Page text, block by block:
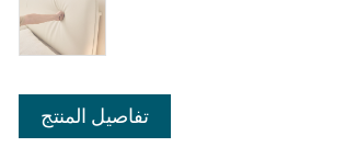
تفاصيل المنتج